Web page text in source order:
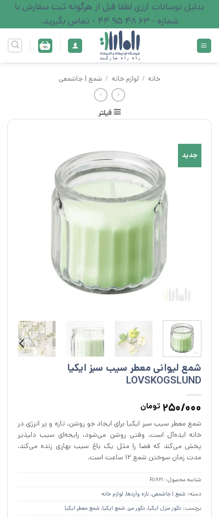
content
بدلیل نوسانات ارزی لطفا قبل از هرگونه ثبت سفارش با
شماره - 63 48 95 44 - تماس بگیرید.
خانه / لوازم خانه / شمع | جاشمعی
فیلتر
جدید
شمع لیوانی معطر سیب سبز ایکیا
LOVSKOGSLUND
250/000 تومان
شمع معطر سیب سبز ایکیا برای ایجاد جو روشن، تازه و پر انرژی در
خانه ایده‌آل است. وقتی روشن می‌شود، رایحه‌ای سیب دلپذیر
پخش می‌کند که فضا را مثل یک باغ سیب بهاری زنده می‌کند.
مدت زمان سوختن شمع ۱۲ ساعت است.
شناسه محصول: R1821
دسته: شمع | جاشمعی, تازه وارد‌ها, لوازم خانه
برچسب: دکور منزل ایکیا, دکور میز, شمع ایکیا, شمع معطر ایکیا